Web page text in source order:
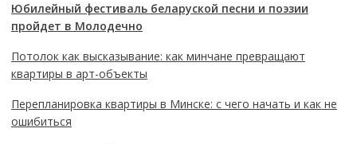
Юбилейный фестиваль беларуской песни и поэзии
пройдет в Молодечно
Потолок как высказывание: как минчане превращают
квартиры в арт-объекты
Перепланировка квартиры в Минске: с чего начать и как не
ошибиться